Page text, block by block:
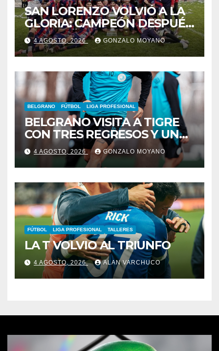
SAN LORENZO VOLVIÓ A LA
GLORIA: CAMPEÓN DESPUÉS
DE 42 AÑOS
4 AGOSTO, 2026 GONZALO MOYANO
BELGRANO FÚTBOL LIGA PROFESIONAL
BELGRANO VISITA A TIGRE
CON TRES REGRESOS Y UNA
BAJA OBLIGADA
4 AGOSTO, 2026 GONZALO MOYANO
FÚTBOL LIGA PROFESIONAL TALLERES
LA T VOLVIO AL TRIUNFO
4 AGOSTO, 2026 ALAN VARCHUCO